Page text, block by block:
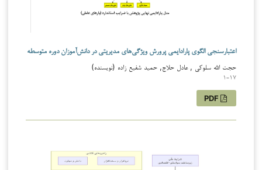
اعتبارسنجی الگوی پارادایمی پرورش ویژگی‌های مدیریتی در دانش‌آموزان دوره متوسطه
حجت الله سلوکی , عادل حلاج, حمید شفیع زاده (نویسنده)
1-17